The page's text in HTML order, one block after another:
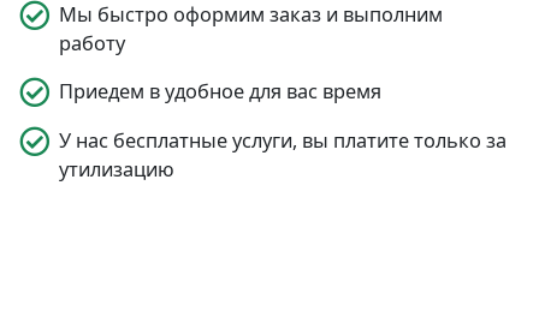
Мы быстро оформим заказ и выполним
работу
Приедем в удобное для вас время
У нас бесплатные услуги, вы платите только за
утилизацию